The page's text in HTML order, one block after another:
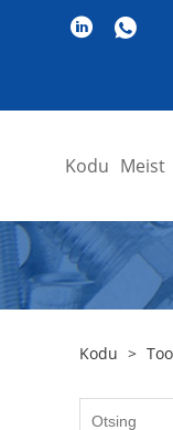
Kodu Meist
Kodu >